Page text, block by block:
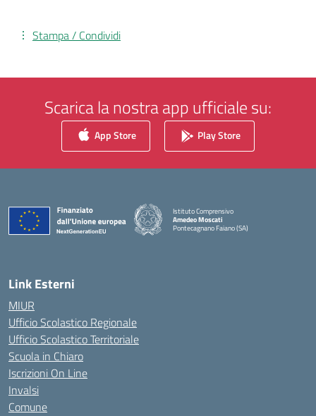
Stampa / Condividi
Scarica la nostra app ufficiale su:
App Store Play Store
Istituto Comprensivo
Amedeo Moscati
Pontecagnano Faiano (SA)
— Visita la pagina iniziale della scuola
Link Esterni
MIUR
Ufficio Scolastico Regionale
Ufficio Scolastico Territoriale
Scuola in Chiaro
Iscrizioni On Line
Invalsi
Comune